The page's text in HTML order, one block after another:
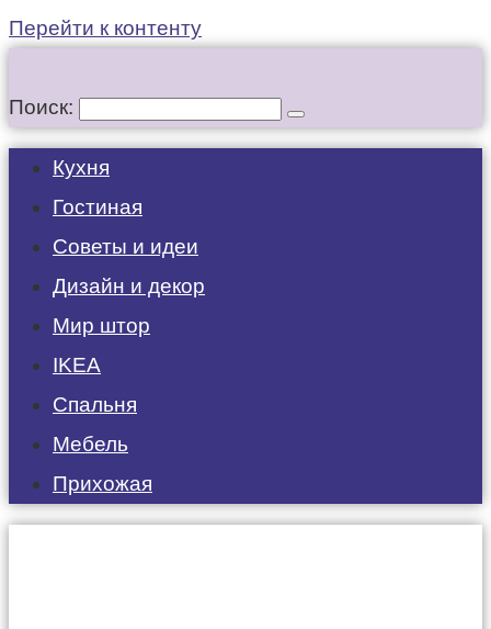
Перейти к контенту
Поиск:
Кухня
Гостиная
Советы и идеи
Дизайн и декор
Мир штор
IKEA
Спальня
Мебель
Прихожая